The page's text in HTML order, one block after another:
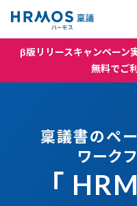
β版リリースキャンペーン
無料でご
稟議書のペ
ワーク
「